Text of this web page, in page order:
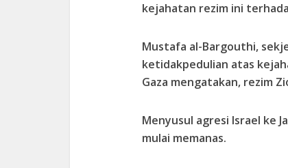
kejahatan rezim ini
Mustafa al-Bargouthi,
ketidakpedulian atas
Gaza mengatakan, rezim
Menyusul agresi Israel ke
mulai memanas.